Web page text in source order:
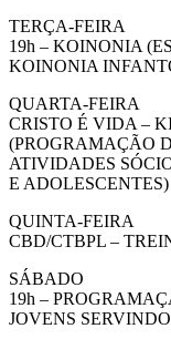
TERÇA-FEIRA
19h – KOINONIA
KOINONIA
QUARTA-FEIRA
CRISTO É VIDA –
(PROGRAMAÇÃO
ATIVIDADES
E ADOLESCENTES)
QUINTA-FEIRA
CBD/CTBPL –
SÁBADO
19h –
JOVENS